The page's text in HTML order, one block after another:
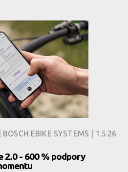
| BOSCH EBIKE SYSTEMS | 1.5.26
2.0 - 600 % podpory